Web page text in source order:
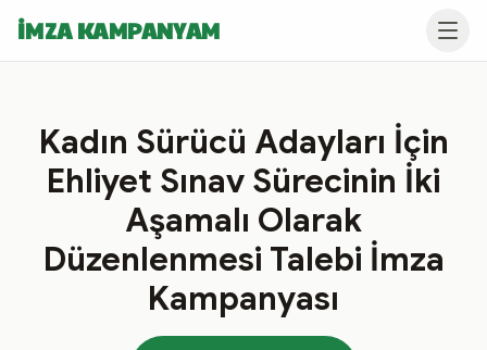
İMZA KAMPANYAM
Kadın Sürücü Adayları İçin
Ehliyet Sınav Sürecinin İki
Aşamalı Olarak
Düzenlenmesi Talebi İmza
Kampanyası